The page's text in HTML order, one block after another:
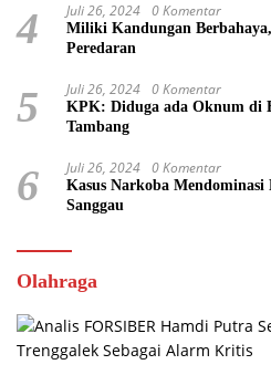
4 Juli 26, 2024 0 Komentar
Miliki Kandungan
Peredaran
5 Juli 26, 2024 0 Komentar
KPK: Diduga ada Oknum di
Tambang
6 Juli 26, 2024 0 Komentar
Kasus Narkoba
Sanggau
Olahraga